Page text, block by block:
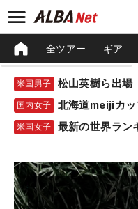
全ツアー ギア
米国男子
国内女子 北海道meijiカ
米国女子 最新の世界ラン